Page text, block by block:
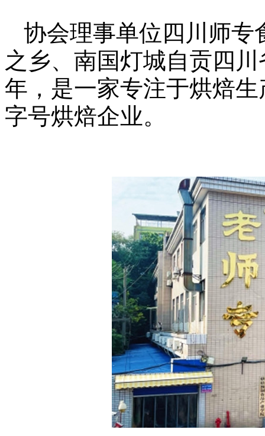
协会理事单位四川师专
之乡、南国灯城自贡四
年，是一家专注于烘焙
字号烘焙企业。